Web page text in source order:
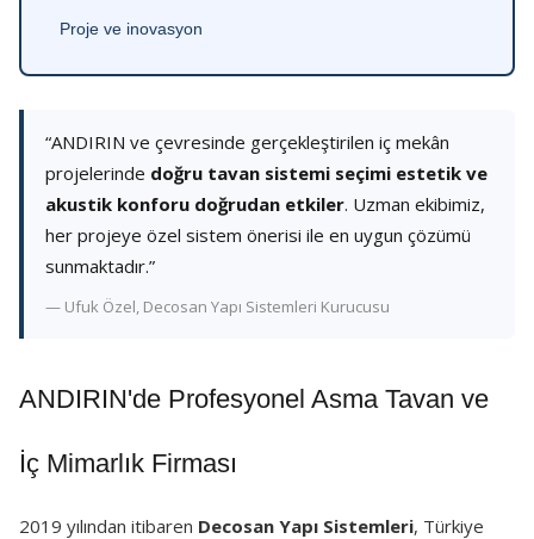
Proje ve inovasyon
“ANDIRIN ve çevresinde gerçekleştirilen iç mekân
projelerinde doğru tavan sistemi seçimi estetik ve
akustik konforu doğrudan etkiler. Uzman ekibimiz,
her projeye özel sistem önerisi ile en uygun çözümü
sunmaktadır.”
— Ufuk Özel, Decosan Yapı Sistemleri Kurucusu
ANDIRIN'de Profesyonel Asma Tavan ve
İç Mimarlık Firması
2019 yılından itibaren Decosan Yapı Sistemleri, Türkiye